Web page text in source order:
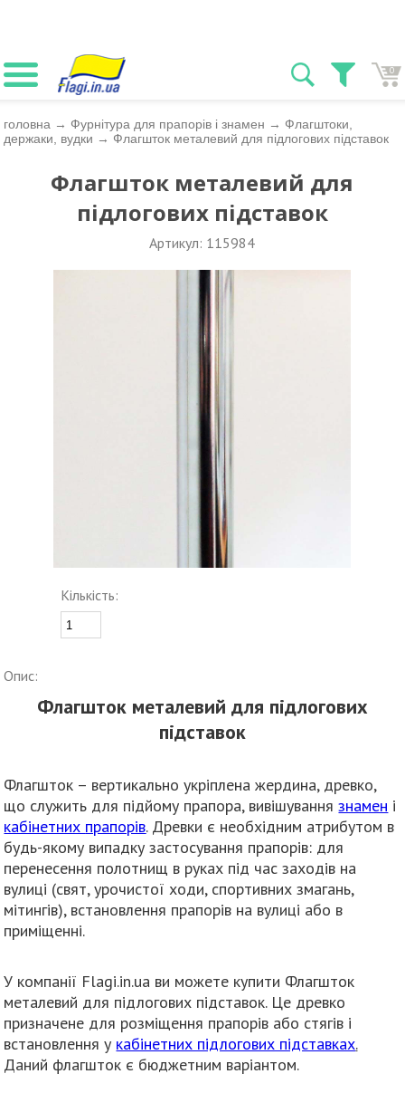
0
головна → Фурнітура для прапорів і знамен → Флагштоки,
держаки, вудки → Флагшток металевий для підлогових підставок
Флагшток металевий для
підлогових підставок
Артикул: 115984
Кількість:
Опис:
Флагшток металевий для підлогових
підставок
Флагшток – вертикально укріплена жердина, древко,
що служить для підйому прапора, вивішуваннязнамен і
кабінетних прапорів. Древки є необхідним атрибутом в
будь-якому випадку застосування прапорів: для
перенесення полотнищ в руках під час заходів на
вулиці (свят, урочистої ходи, спортивних змагань,
мітингів), встановлення прапорів на вулиці або в
приміщенні.
У компанії Flagi.in.ua ви можете купити Флагшток
металевий для підлогових підставок. Це древко
призначене для розміщення прапорів або стягів і
встановлення у кабінетних підлогових підставках.
Даний флагшток є бюджетним варіантом.